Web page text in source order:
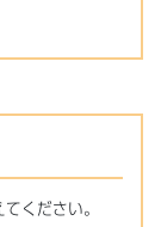
ください。